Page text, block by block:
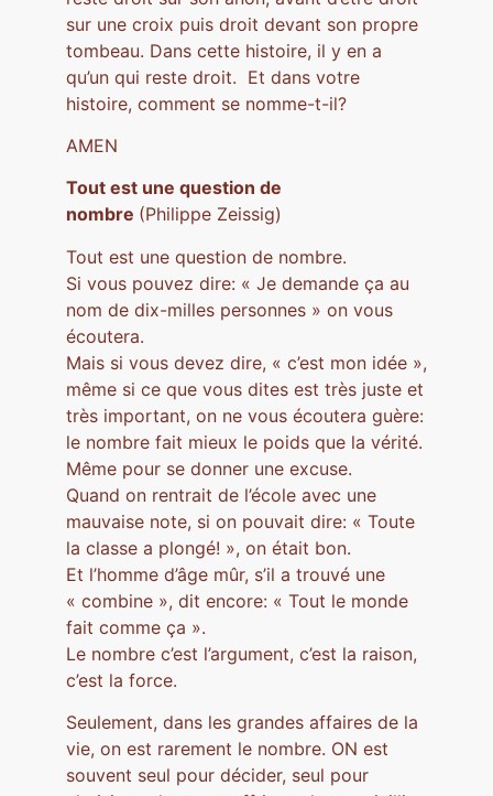
sur une croix puis droit devant son propre
tombeau. Dans cette histoire, il y en a
qu’un qui reste droit. Et dans votre
histoire, comment se nomme-t-il?
AMEN
Tout est une question de
nombre (Philippe Zeissig)
Tout est une question de nombre.
Si vous pouvez dire: « Je demande ça au
nom de dix-milles personnes » on vous
écoutera.
Mais si vous devez dire, « c’est mon idée »,
même si ce que vous dites est très juste et
très important, on ne vous écoutera guère:
le nombre fait mieux le poids que la vérité.
Même pour se donner une excuse.
Quand on rentrait de l’école avec une
mauvaise note, si on pouvait dire: « Toute
la classe a plongé! », on était bon.
Et l’homme d’âge mûr, s’il a trouvé une
« combine », dit encore: « Tout le monde
fait comme ça ».
Le nombre c’est l’argument, c’est la raison,
c’est la force.
Seulement, dans les grandes affaires de la
vie, on est rarement le nombre. ON est
souvent seul pour décider, seul pour